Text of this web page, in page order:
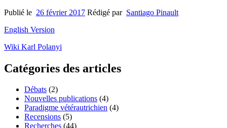
Publié le 26 février 2017 Rédigé par Santiago Pinault
English Version
Wiki Karl Polanyi
Catégories des articles
Débats (2)
Nouvelles publications (4)
Paradigme vétérautrichien (4)
Recensions (5)
Recherches (44)